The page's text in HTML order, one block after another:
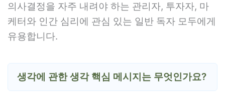
의사결정을 자주 내려야 하는 관리자, 투자자, 마
케터와 인간 심리에 관심 있는 일반 독자 모두에게
유용합니다.
생각에 관한 생각 핵심 메시지는 무엇인가요?